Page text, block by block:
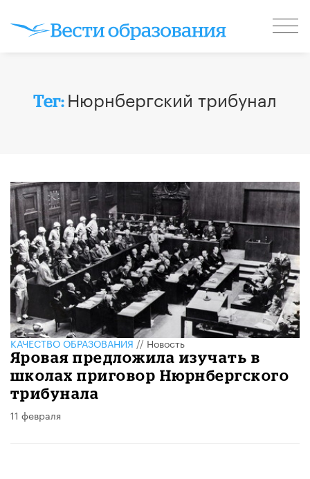
Тег: Нюрнбергский трибунал
КАЧЕСТВО ОБРАЗОВАНИЯ//Новость
Яровая предложила изучать в
школах приговор Нюрнбергского
трибунала
11 февраля